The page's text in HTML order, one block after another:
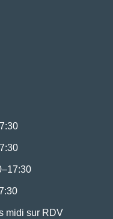
midi sur RDV